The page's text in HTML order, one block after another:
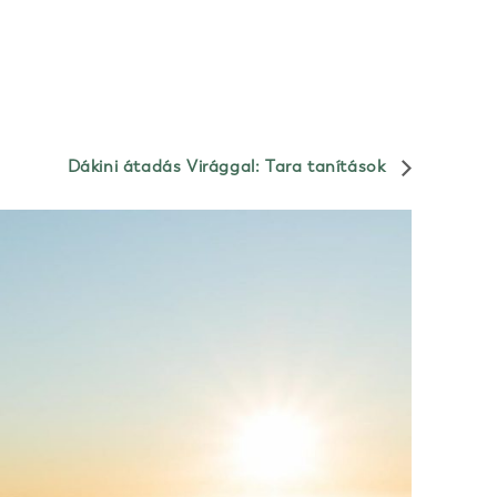
Dákini átadás Virággal: Tara tanítások